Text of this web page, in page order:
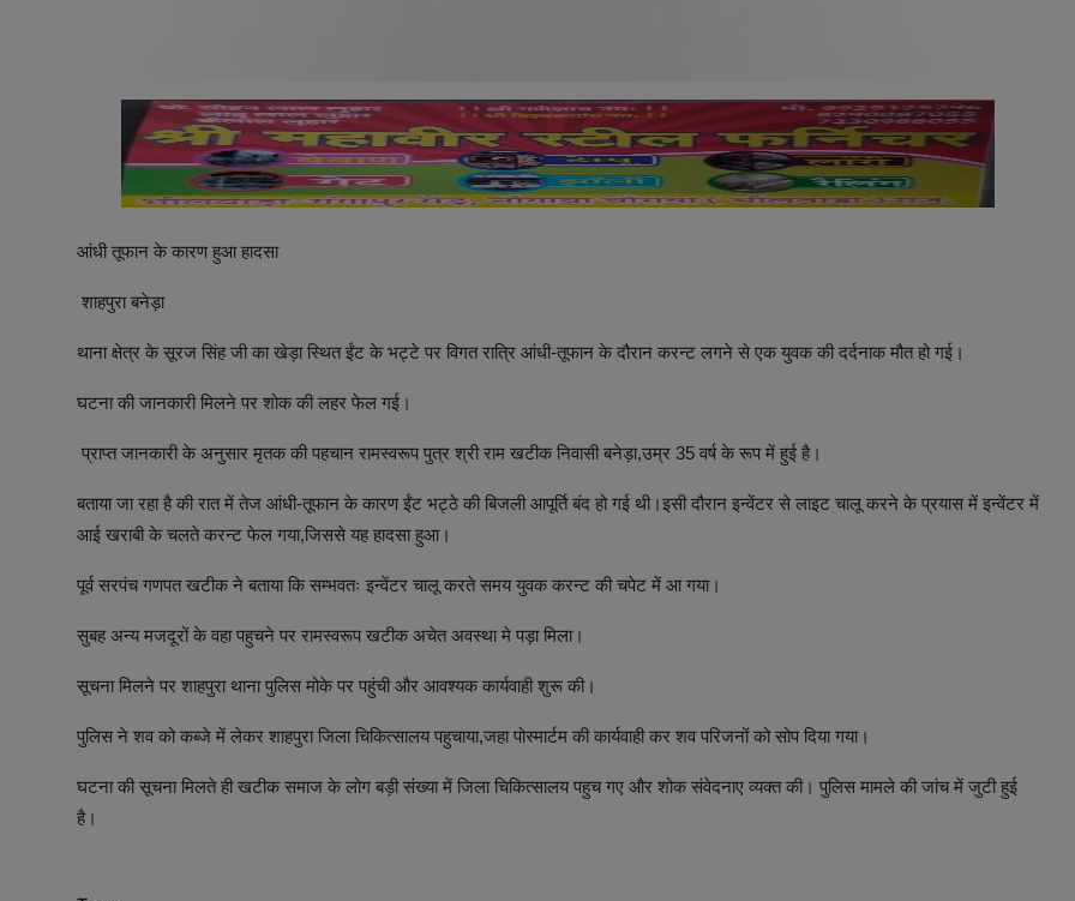
आंधी तूफान के कारण हुआ हादसा
शाहपुरा बनेड़ा
थाना क्षेत्र के सूरज सिंह जी का खेड़ा स्थित ईंट के भट्टे पर विगत रात्रि आंधी-तूफान के दौरान करन्ट लगने से एक युवक की दर्दनाक मौत हो गई।
घटना की जानकारी मिलने पर शोक की लहर फेल गई।
प्राप्त जानकारी के अनुसार मृतक की पहचान रामस्वरूप पुत्र श्री राम खटीक निवासी बनेड़ा,उम्र 35 वर्ष के रूप में हुई है।
बताया जा रहा है की रात में तेज आंधी-तूफान के कारण ईंट भट्ठे की बिजली आपूर्ति बंद हो गई थी।इसी दौरान इन्वेंटर से लाइट चालू करने के प्रयास में इन्वेंटर में
आई खराबी के चलते करन्ट फेल गया,जिससे यह हादसा हुआ।
पूर्व सरपंच गणपत खटीक ने बताया कि सम्भवतः इन्वेंटर चालू करते समय युवक करन्ट की चपेट में आ गया।
सुबह अन्य मजदूरों के वहा पहुचने पर रामस्वरूप खटीक अचेत अवस्था मे पड़ा मिला।
सूचना मिलने पर शाहपुरा थाना पुलिस मोके पर पहुंची और आवश्यक कार्यवाही शुरू की।
पुलिस ने शव को कब्जे में लेकर शाहपुरा जिला चिकित्सालय पहुचाया,जहा पोस्मार्टम की कार्यवाही कर शव परिजनों को सोप दिया गया।
घटना की सूचना मिलते ही खटीक समाज के लोग बड़ी संख्या में जिला चिकित्सालय पहुच गए और शोक संवेदनाए व्यक्त की। पुलिस मामले की जांच में जुटी हुई
है।